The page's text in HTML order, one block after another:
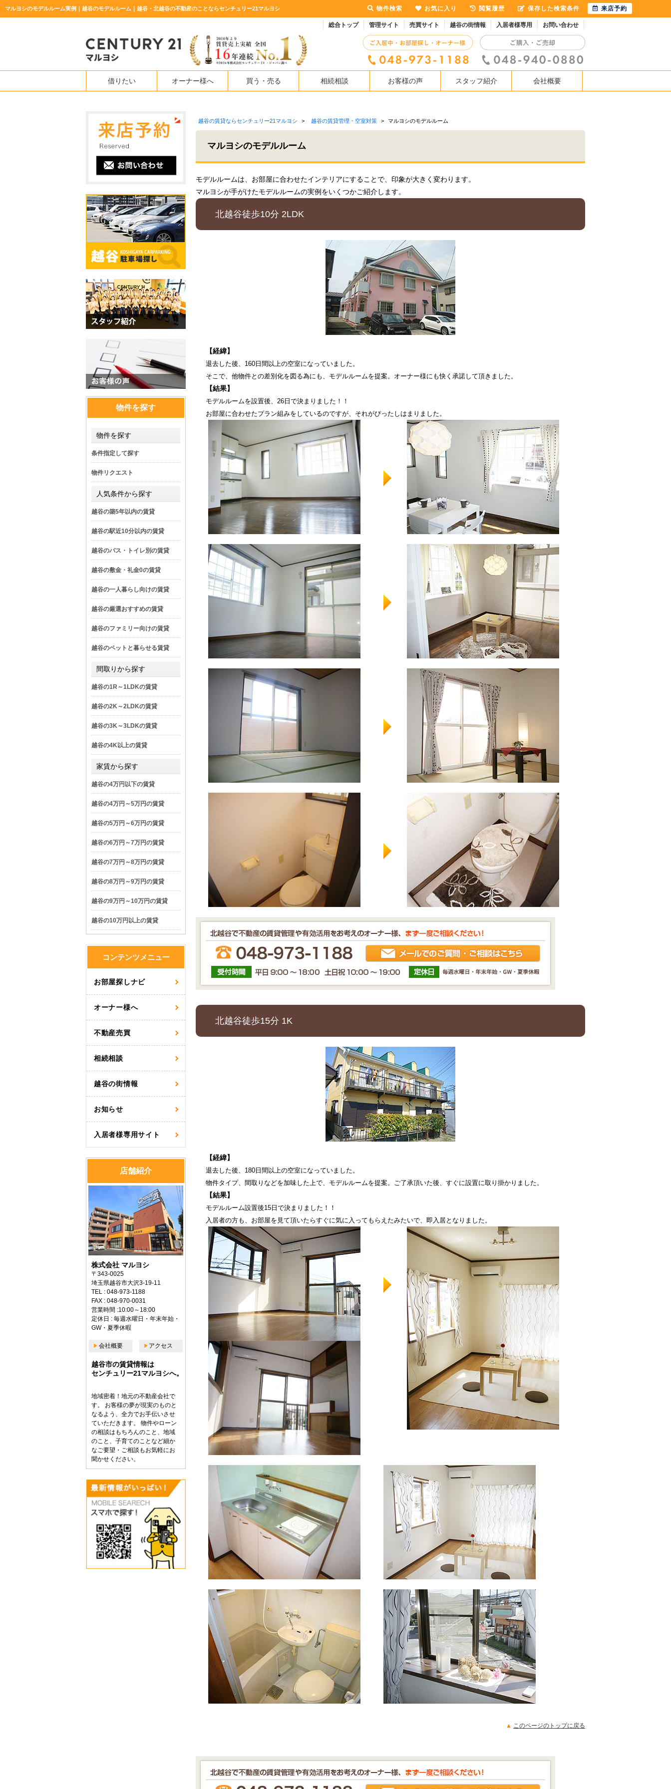
マルヨシのモデルルーム実例｜越谷のモデルルーム｜越谷・北越谷の不動産のことならセンチュリー21マルヨシ
総合トップ 管理サイト 売買サイト 越谷の街情報 入居者様専用 お問い合わせ
借りたい オーナー様へ 買う・売る 相続相談 お客様の声 スタッフ紹介 会社概要
越谷の賃貸ならセンチュリー21マルヨシ > 越谷の賃貸管理・空室対策 > マルヨシのモデルルーム
マルヨシのモデルルーム
モデルルームは、お部屋に合わせたインテリアにすることで、印象が大きく変わります。
マルヨシが手がけたモデルルームの実例をいくつかご紹介します。
北越谷徒歩10分 2LDK
【経緯】
退去した後、160日間以上の空室になっていました。
そこで、他物件との差別化を図る為にも、モデルルームを提案。オーナー様にも快く承諾して頂きました。
【結果】
モデルルームを設置後、26日で決まりました！！
お部屋に合わせたプラン組みをしているのですが、それがぴったしはまりました。
北越谷徒歩15分 1K
【経緯】
退去した後、180日間以上の空室になっていました。
物件タイプ、間取りなどを加味した上で、モデルルームを提案。ご了承頂いた後、すぐに設置に取り掛かりました。
【結果】
モデルルーム設置後15日で決まりました！！
入居者の方も、お部屋を見て頂いたらすぐに気に入ってもらえたみたいで、即入居となりました。
▲ このページのトップに戻る
物件を探す
物件を探す
条件指定して探す
物件リクエスト
人気条件から探す
越谷の築5年以内の賃貸
越谷の駅近10分以内の賃貸
越谷のバス・トイレ別の賃貸
越谷の敷金・礼金0の賃貸
越谷の一人暮らし向けの賃貸
越谷の厳選おすすめの賃貸
越谷のファミリー向けの賃貸
越谷のペットと暮らせる賃貸
間取りから探す
越谷の1R～1LDKの賃貸
越谷の2K～2LDKの賃貸
越谷の3K～3LDKの賃貸
越谷の4K以上の賃貸
家賃から探す
越谷の4万円以下の賃貸
越谷の4万円～5万円の賃貸
越谷の5万円～6万円の賃貸
越谷の6万円～7万円の賃貸
越谷の7万円～8万円の賃貸
越谷の8万円～9万円の賃貸
越谷の9万円～10万円の賃貸
越谷の10万円以上の賃貸
コンテンツメニュー
お部屋探しナビ
オーナー様へ
不動産売買
相続相談
越谷の街情報
お知らせ
入居者様専用サイト
店舗紹介
株式会社 マルヨシ
〒343-0025
埼玉県越谷市大沢3-19-11
TEL : 048-973-1188
FAX : 048-970-0031
営業時間 :10:00～18:00
定休日 : 毎週水曜日・年末年始・
GW・夏季休暇
会社概要 アクセス
越谷市の賃貸情報は
センチュリー21マルヨシへ。
地域密着！地元の不動産会社で
す。 お客様の夢が現実のものと
なるよう、全力でお手伝いさせ
ていただきます。 物件やローン
の相談はもちろんのこと、地域
のこと、子育てのことなど細か
なご要望・ご相談もお気軽にお
聞かせください。
物件検索 お気に入り 閲覧履歴 保存した検索条件 来店予約